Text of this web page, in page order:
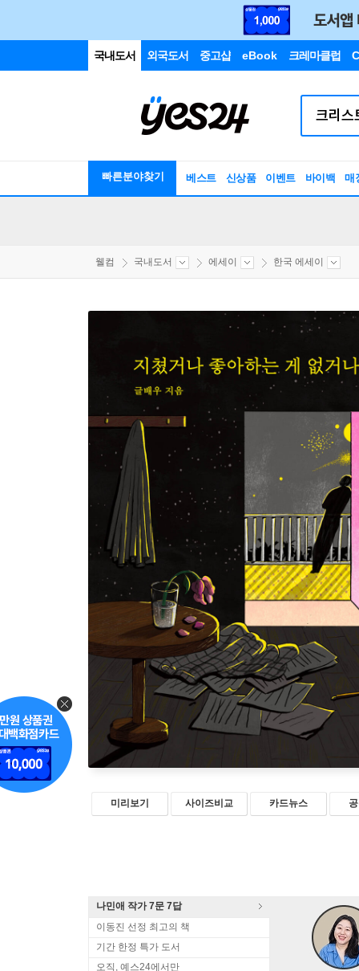
국내도서 외국도서 중고샵 eBook 크레마클럽
빠른분야찾기 베스트 신상품 이벤트 바이백 매
웰컴 국내도서 에세이 한국 에세이
미리보기 사이즈비교 카드뉴스
나민애 작가 7문 7답
이동진 선정 최고의 책
기간 한정 특가 도서
오직, 예스24에서만